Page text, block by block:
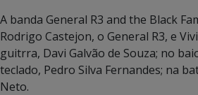
A banda General R3 and the Black
Rodrigo Castejon, o General R3, e
guitrra, Davi Galvão de Souza; no
teclado, Pedro Silva Fernandes; na
Neto.